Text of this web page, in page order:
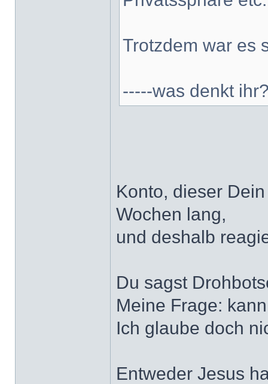
Trotzdem war es
-----was denkt
Konto, dieser
Wochen lang,
und deshalb
Du sagst
Meine Frage:
Ich glaube doch
Entweder Jesus